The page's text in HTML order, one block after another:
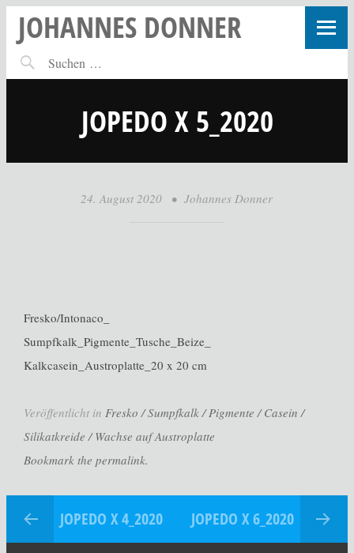
JOHANNES DONNER
JOPEDO X 5_2020
24. August 2020 • Johannes Donner
Fresko/Intonaco_
Sumpfkalk_Pigmente_Tusche_Beize_
Kalkcasein_Austroplatte_20 x 20 cm
Veröffentlicht in Fresko / Sumpfkalk / Pigmente / Casein /
Silikatkreide / Wachse auf Austroplatte
Bookmark the permalink.
JOPEDO X 4_2020 JOPEDO X 6_2020